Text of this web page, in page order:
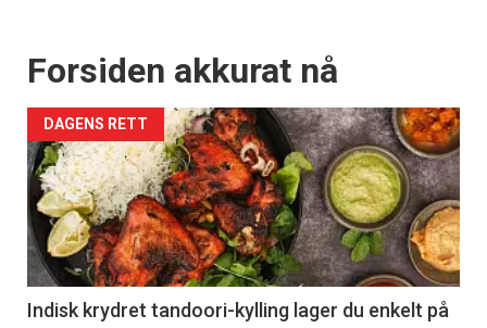
Forsiden akkurat nå
DAGENS RETT
Indisk krydret tandoori-kylling lager du enkelt på